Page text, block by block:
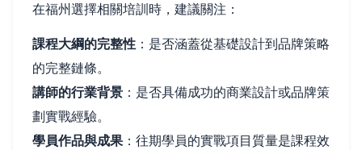
在福州選擇相關培訓時，建議關注：
課程大綱的完整性 ：是否涵蓋從基礎設計到品牌策略
的完整鏈條。
講師的行業背景 ：是否具備成功的商業設計或品牌策
劃實戰經驗。
學員作品與成果 ：往期學員的實戰項目質量是課程效